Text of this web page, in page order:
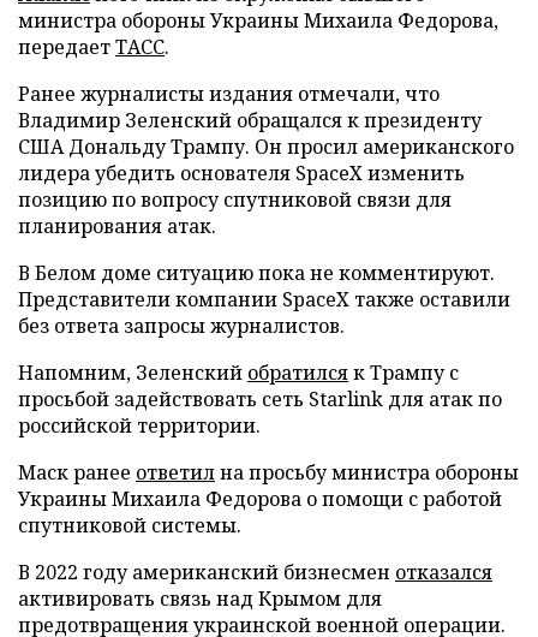
министра обороны Украины Михаила Федорова,
передаетТАСС.
Ранее журналисты издания отмечали, что
Владимир Зеленский обращался к президенту
США Дональду Трампу. Он просил американского
лидера убедить основателя SpaceX изменить
позицию по вопросу спутниковой связи для
планирования атак.
В Белом доме ситуацию пока не комментируют.
Представители компании SpaceX также оставили
без ответа запросы журналистов.
Напомним, Зеленский обратилсяк Трампу с
просьбой задействовать сеть Starlink для атак по
российской территории.
Маск ранее ответилна просьбу министра обороны
Украины Михаила Федорова о помощи с работой
спутниковой системы.
В 2022 году американский бизнесмен отказался
активировать связь над Крымом для
предотвращения украинской военной операции.